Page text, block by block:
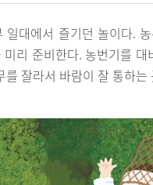
일대에서 즐기던 놀이다.
리 준비한다. 농번기를
를 잘라서 바람이 잘 통하